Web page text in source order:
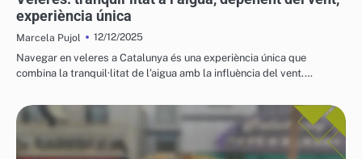
experiència única
Marcela Pujol
12/12/2025
Navegar en veleres a Catalunya és una experiència única que
combina la tranquil·litat de l’aigua amb la influència del vent.…